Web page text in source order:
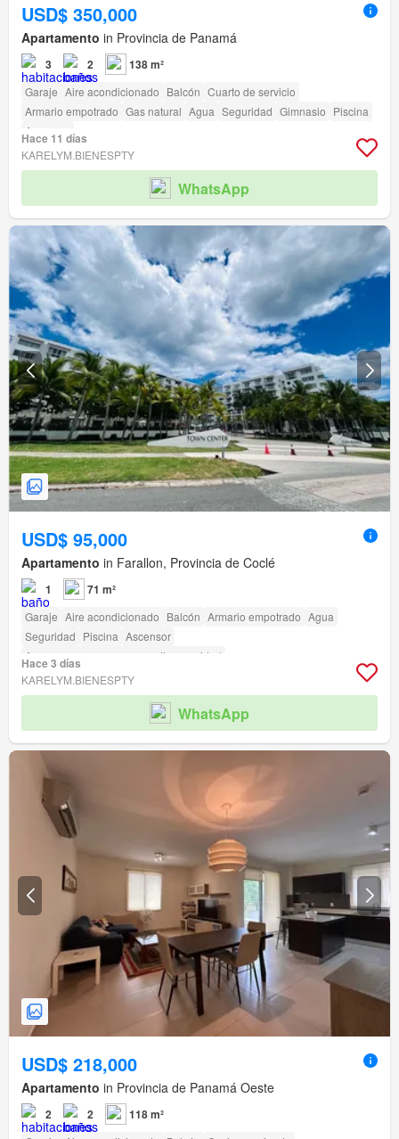
USD$ 350,000
Apartamento in Provincia de Panamá
3 2 138 m²
Garaje Aire acondicionado Balcón Cuarto de servicio
Armario empotrado Gas natural Agua Seguridad Gimnasio Piscina
Ascensor
Hace 11 días
KARELYM.BIENESPTY
WhatsApp
USD$ 95,000
Apartamento in Farallon, Provincia de Coclé
1 71 m²
Garaje Aire acondicionado Balcón Armario empotrado Agua
Seguridad Piscina Ascensor
Acceso para personas con discapacidad
Hace 3 días
KARELYM.BIENESPTY
WhatsApp
USD$ 218,000
Apartamento in Provincia de Panamá Oeste
2 2 118 m²